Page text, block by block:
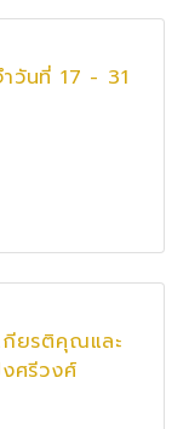
วันที่ 17 - 31
กียรติคุณและ
ศรีวงศ์